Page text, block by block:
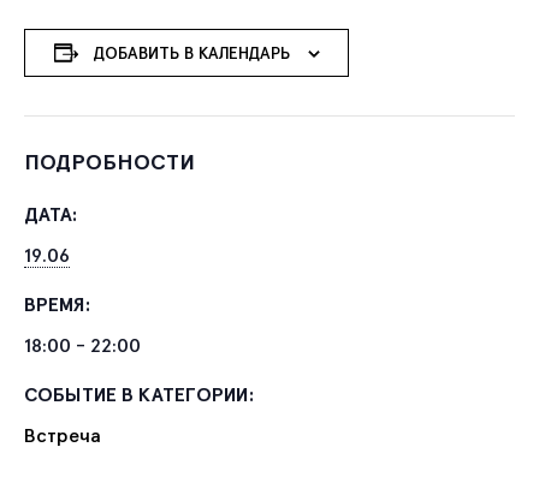
ДОБАВИТЬ В КАЛЕНДАРЬ
ПОДРОБНОСТИ
ДАТА:
19.06
ВРЕМЯ:
18:00 - 22:00
СОБЫТИЕ В КАТЕГОРИИ:
Встреча